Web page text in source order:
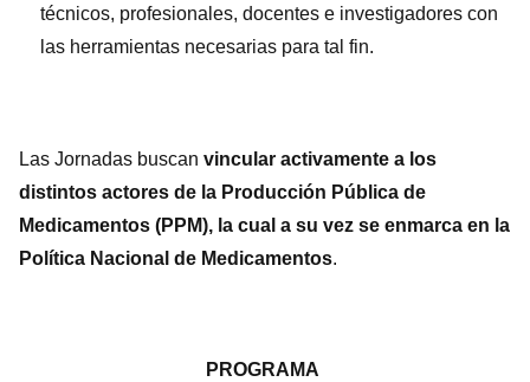
técnicos, profesionales, docentes e investigadores con
las herramientas necesarias para tal fin.
Las Jornadas buscan vincular activamente a los
distintos actores de la Producción Pública de
Medicamentos (PPM), la cual a su vez se enmarca en la
Política Nacional de Medicamentos.
PROGRAMA